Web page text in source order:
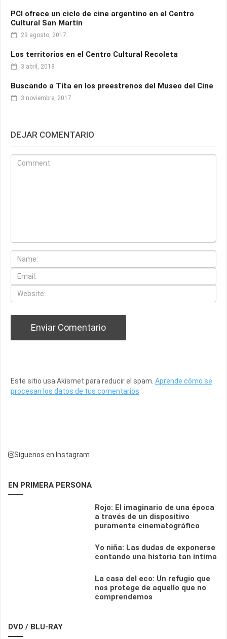
PCI ofrece un ciclo de cine argentino en el Centro
Cultural San Martín
29 agosto, 2017
Los territorios en el Centro Cultural Recoleta
3 abril, 2018
Buscando a Tita en los preestrenos del Museo del Cine
3 noviembre, 2017
DEJAR COMENTARIO
Este sitio usa Akismet para reducir el spam. Aprende cómo se
procesan los datos de tus comentarios
Síguenos en Instagram
EN PRIMERA PERSONA
Rojo: El imaginario de una época
a través de un dispositivo
puramente cinematográfico
Yo niña: Las dudas de exponerse
contando una historia tan íntima
La casa del eco: Un refugio que
nos protege de aquello que no
comprendemos
DVD / BLU-RAY